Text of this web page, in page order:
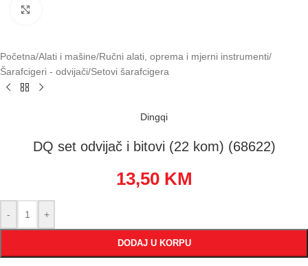
Početna/Alati i mašine/Ručni alati, oprema i mjerni instrumenti/
Šarafcigeri - odvijači/Setovi šarafcigera
Dingqi
DQ set odvijač i bitovi (22 kom) (68622)
13,50 KM
- +
DODAJ U KORPU